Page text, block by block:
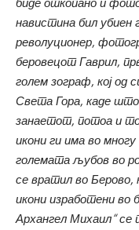
навистина бил убиен
револуционер,
беровецот Гаврил,
голем зограф, кој од
Света Гора, каде што
занаетот, потоа и
икони ги има во многу
големата љубов во
се вратил во
икони изработени во
Архангел Михаил“ се